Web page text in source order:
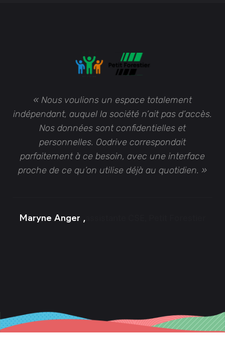
« Nous voulions un espace totalement
indépendant, auquel la société n’ait pas d’accès.
Nos données sont confidentielles et
personnelles. Oodrive correspondait
parfaitement à ce besoin, avec une interface
proche de ce qu’on utilise déjà au quotidien. »
Maryne Anger ,assistante CSE, Petit Forestier